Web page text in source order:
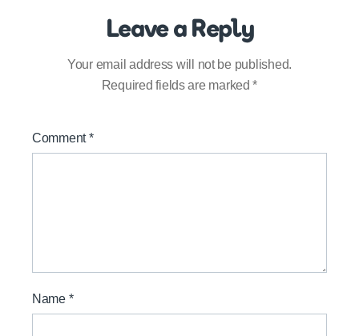
Leave a Reply
Your email address will not be published.
Required fields are marked*
Comment*
Name *